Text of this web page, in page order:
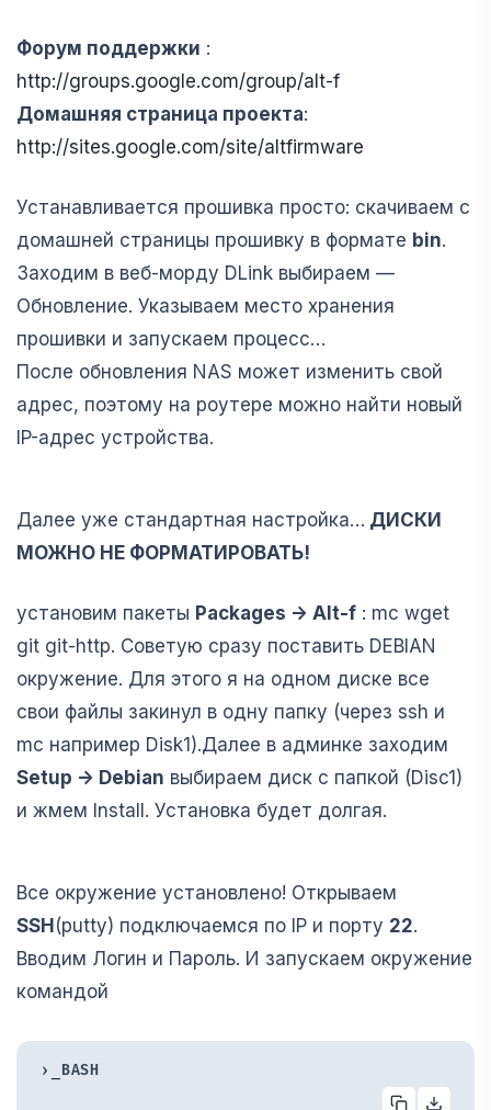
Форум поддержки :
http://groups.google.com/group/alt-f
Домашняя страница проекта:
http://sites.google.com/site/altfirmware
Устанавливается прошивка просто: скачиваем с
домашней страницы прошивку в формате bin.
Заходим в веб-морду DLink выбираем —
Обновление. Указываем место хранения
прошивки и запускаем процесс…
После обновления NAS может изменить свой
адрес, поэтому на роутере можно найти новый
IP-адрес устройства.
Далее уже стандартная настройка… ДИСКИ
МОЖНО НЕ ФОРМАТИРОВАТЬ!
установим пакеты Packages -> Alt-f : mc wget
git git-http. Советую сразу поставить DEBIAN
окружение. Для этого я на одном диске все
свои файлы закинул в одну папку (через ssh и
mc например Disk1).Далее в админке заходим
Setup -> Debian выбираем диск с папкой (Disc1)
и жмем Install. Установка будет долгая.
Все окружение установлено! Открываем
SSH (putty) подключаемся по IP и порту 22.
Вводим Логин и Пароль. И запускаем окружение
командой
›_ BASH